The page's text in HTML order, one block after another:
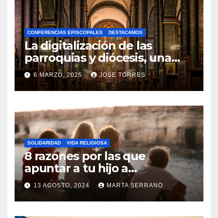
H
A
Y
C
O
M
N
T
A
R
I
O
S
CONFERENCIAS EPISCOPALES DESTACAMOS
La digitalización de las
parroquias y diócesis, una
realidad ya para el futuro de
la Iglesia
6 MARZO, 2025 JOSE TORRES
N
O
H
A
Y
SOLIDARIDAD VIDA RELIGIOSA
8 razones por las que
apuntar a tu hijo a
Catequesis
13 AGOSTO, 2024 MARTA SERRANO
N
O